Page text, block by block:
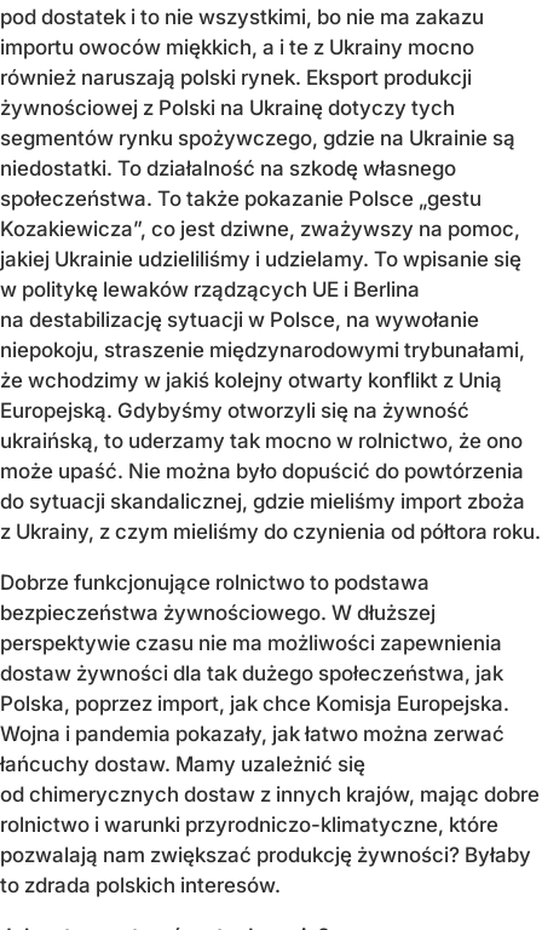
pod dostatek i to nie wszystkimi, bo nie ma zakazu
importu owoców miękkich, a i te z Ukrainy mocno
również naruszają polski rynek. Eksport produkcji
żywnościowej z Polski na Ukrainę dotyczy tych
segmentów rynku spożywczego, gdzie na Ukrainie są
niedostatki. To działalność na szkodę własnego
społeczeństwa. To także pokazanie Polsce „gestu
Kozakiewicza”, co jest dziwne, zważywszy na pomoc,
jakiej Ukrainie udzieliliśmy i udzielamy. To wpisanie się
w politykę lewaków rządzących UE i Berlina
na destabilizację sytuacji w Polsce, na wywołanie
niepokoju, straszenie międzynarodowymi trybunałami,
że wchodzimy w jakiś kolejny otwarty konflikt z Unią
Europejską. Gdybyśmy otworzyli się na żywność
ukraińską, to uderzamy tak mocno w rolnictwo, że ono
może upaść. Nie można było dopuścić do powtórzenia
do sytuacji skandalicznej, gdzie mieliśmy import zboża
z Ukrainy, z czym mieliśmy do czynienia od półtora roku.
Dobrze funkcjonujące rolnictwo to podstawa
bezpieczeństwa żywnościowego. W dłuższej
perspektywie czasu nie ma możliwości zapewnienia
dostaw żywności dla tak dużego społeczeństwa, jak
Polska, poprzez import, jak chce Komisja Europejska.
Wojna i pandemia pokazały, jak łatwo można zerwać
łańcuchy dostaw. Mamy uzależnić się
od chimerycznych dostaw z innych krajów, mając dobre
rolnictwo i warunki przyrodniczo-klimatyczne, które
pozwalają nam zwiększać produkcję żywności? Byłaby
to zdrada polskich interesów.